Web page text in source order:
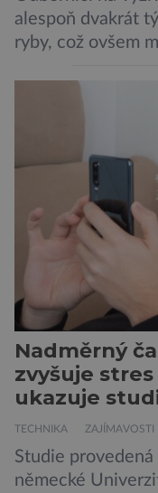
alespoň dvakrát
ryby, což ovšem
doporučení se
sardinky, které si
„Místo toho, aby
mononutrienty,
potravinou,“ říká
Robertson a
Nadměrný
zvyšuje
ukazuje
TECHNIKA ZAJÍMAVOSTI
Studie
německé